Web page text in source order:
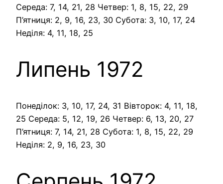
Середа: 7, 14, 21, 28 Четвер: 1, 8, 15, 22, 29
П’ятниця: 2, 9, 16, 23, 30 Субота: 3, 10, 17, 24
Неділя: 4, 11, 18, 25
Липень 1972
Понеділок: 3, 10, 17, 24, 31 Вівторок: 4, 11, 18,
25 Середа: 5, 12, 19, 26 Четвер: 6, 13, 20, 27
П’ятниця: 7, 14, 21, 28 Субота: 1, 8, 15, 22, 29
Неділя: 2, 9, 16, 23, 30